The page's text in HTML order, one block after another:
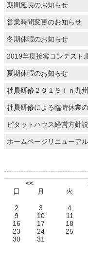
期間延長のお知らせ
営業時間変更のお知らせ
冬期休暇のお知らせ
2019年度接客コンテスト
夏期休暇のお知らせ
社員研修２０１９ｉｎ九
社員研修による臨時休業
ピタットハウス経営方針
ホームページリニューア
<<
日
月 火
2
3 4
9
10 11
16
17 18
23
24 25
30
31